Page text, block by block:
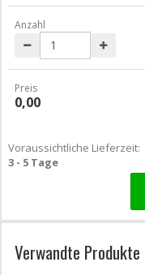
Anzahl
Preis
0,00
Voraussichtliche Lieferzeit:
3 - 5 Tage
Verwandte Produkte